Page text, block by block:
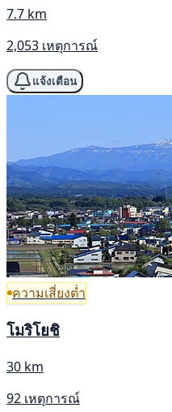
7.7 km
2,053 เหตุการณ์
แจ้งเตือน
ความเสี่ยงต่ำ
โมริโยชิ
30 km
92 เหตุการณ์